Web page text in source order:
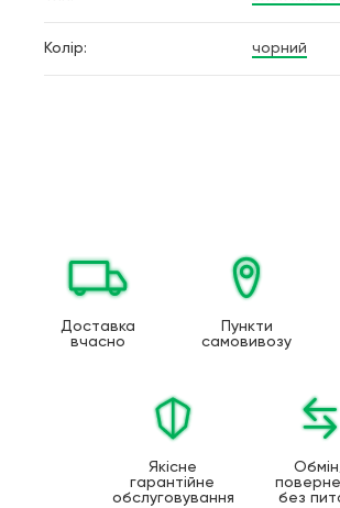
Колір: чорний
Доставка
вчасно
Пункти
самовивозу
Якісне
гарантійне
обслуговування
без